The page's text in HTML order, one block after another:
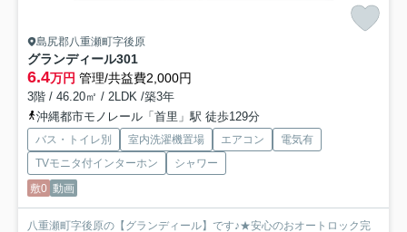
島尻郡八重瀬町字後原
グランディール301
6.4万円 管理/共益費2,000円
3階 / 46.20㎡ / 2LDK /築3年
沖縄都市モノレール「首里」駅 徒歩129分
バス・トイレ別 室内洗濯機置場 エアコン
電気有
TVモニタ付インターホン
シャワー
敷0 動画
八重瀬町字後原の【グランディール】です♪★安心のおオートロック完